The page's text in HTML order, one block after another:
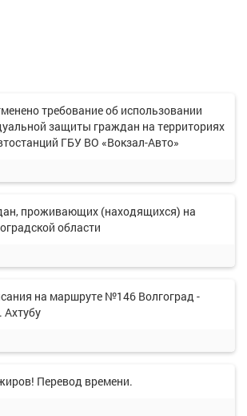
требование об использовании
защиты граждан на территориях
ГБУ ВО «Вокзал-Авто»
проживающих (находящихся) на
области
на маршруте №146 Волгоград -
Перевод времени.